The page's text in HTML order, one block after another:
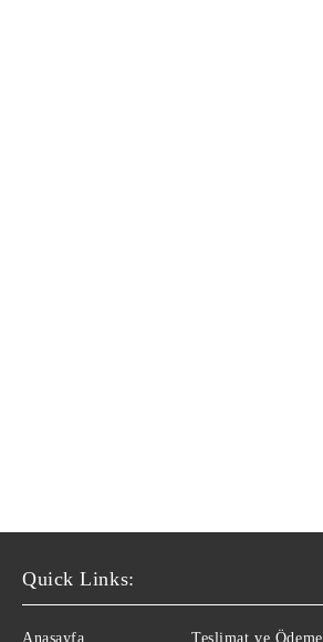
Quick Links:
Anasayfa Teslimat ve Ödeme